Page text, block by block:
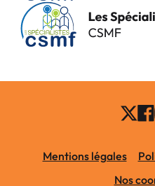
Mentions légales
Nos